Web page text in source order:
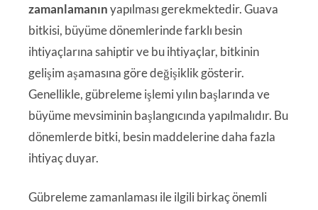
zamanlamanınyapılması gerekmektedir. Guava
bitkisi, büyüme dönemlerinde farklı besin
ihtiyaçlarına sahiptir ve bu ihtiyaçlar, bitkinin
gelişim aşamasına göre değişiklik gösterir.
Genellikle, gübreleme işlemi yılın başlarında ve
büyüme mevsiminin başlangıcında yapılmalıdır. Bu
dönemlerde bitki, besin maddelerine daha fazla
ihtiyaç duyar.
Gübreleme zamanlaması ile ilgili birkaç önemli